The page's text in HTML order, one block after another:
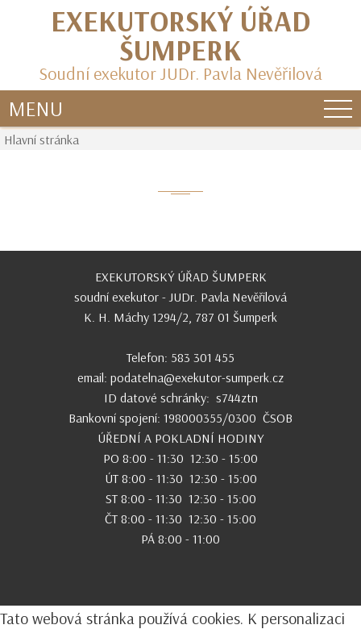
EXEKUTORSKÝ ÚŘAD
ŠUMPERK
Soudní exekutor JUDr. Pavla Nevěřilová
MENU
Hlavní stránka
EXEKUTORSKÝ ÚŘAD ŠUMPERK
soudní exekutor - JUDr. Pavla Nevěřilová
K. H. Máchy 1294/2, 787 01 Šumperk
Telefon: 583 301 455
email: podatelna@exekutor-sumperk.cz
ID datové schránky: s744ztn
Bankovní spojení: 198000355/0300 ČSOB
ÚŘEDNÍ A POKLADNÍ HODINY
PO 8:00 - 11:30 12:30 - 15:00
ÚT 8:00 - 11:30 12:30 - 15:00
ST 8:00 - 11:30 12:30 - 15:00
ČT 8:00 - 11:30 12:30 - 15:00
PÁ 8:00 - 11:00
Tato webová stránka používá cookies. K personalizaci